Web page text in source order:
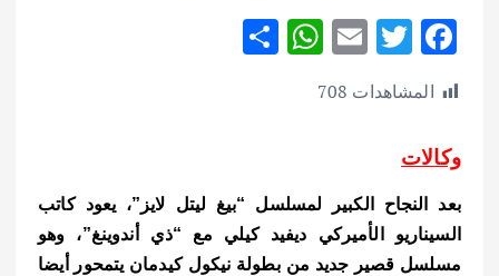
F
ac
e
b
o
o
k
T
w
it
E
ai
W
p
p
المشاهدات 708
وكالات
بعد النجاح الكبير لمسلسل “بيغ ليتل لايز”، يعود كاتب
السيناريو الأميركي ديفيد كيلي مع “ذي أندوينغ”، وهو
مسلسل قصير جديد من بطولة نيكول كيدمان يتمحور أيضا